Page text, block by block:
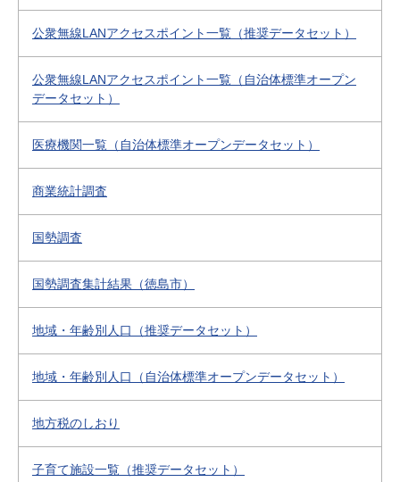
公衆無線LANアクセスポイント一覧（推奨データセット）
公衆無線LANアクセスポイント一覧（自治体標準オープン
データセット）
医療機関一覧（自治体標準オープンデータセット）
商業統計調査
国勢調査
国勢調査集計結果（徳島市）
地域・年齢別人口（推奨データセット）
地域・年齢別人口（自治体標準オープンデータセット）
地方税のしおり
子育て施設一覧（推奨データセット）